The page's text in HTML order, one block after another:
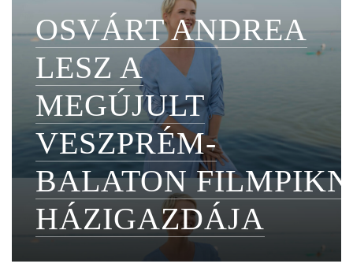
OSVÁRT ANDREA
LESZ A
MEGÚJULT
VESZPRÉM-
BALATON
HÁZIGAZDÁJA